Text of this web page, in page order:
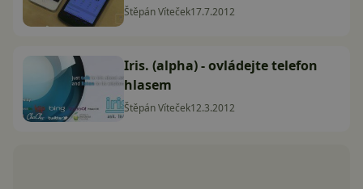
Štěpán Víteček17.7.2012
Iris. (alpha) - ovládejte telefon
hlasem
Štěpán Víteček12.3.2012